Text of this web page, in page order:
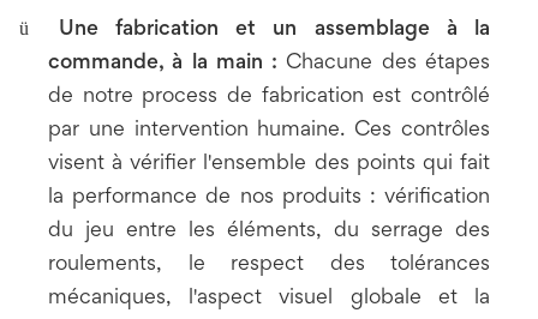
ü
Une fabrication et un assemblage à la
commande, à la main : Chacune des étapes
de notre process de fabrication est contrôlé
par une intervention humaine. Ces contrôles
visent à vérifier l'ensemble des points qui fait
la performance de nos produits : vérification
du jeu entre les éléments, du serrage des
roulements, le respect des tolérances
mécaniques, l'aspect visuel globale et la